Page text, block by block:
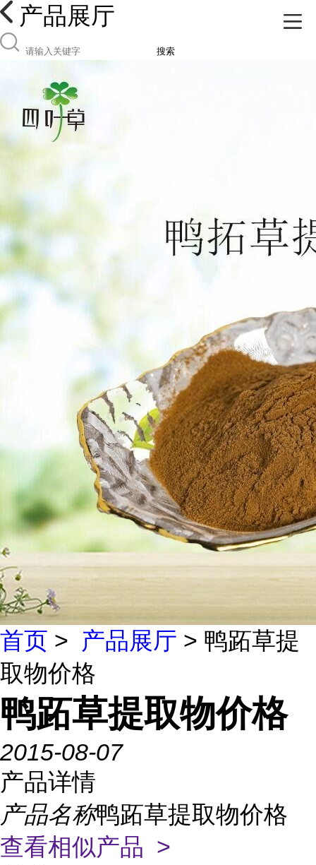
产品展厅
搜索
首页 > 产品展厅 > 鸭跖草提
取物价格
鸭跖草提取物价格
2015-08-07
产品详情
产品名称鸭跖草提取物价格
查看相似产品 >